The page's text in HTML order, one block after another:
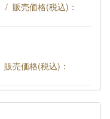
販売価格(税込)：
売価格(税込)：